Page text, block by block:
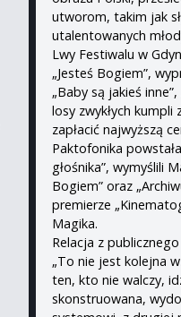
utworom, takim jak
utalentowanych
Lwy Festiwalu w
„Jesteś Bogiem”,
„Baby są jakieś
losy zwykłych
zapłacić najwyższą
Paktofonika
głośnika”, wymyślili
Bogiem” oraz
premierze
Magika.
Relacja z
„To nie jest kolejna
ten, kto nie walczy,
skonstruowana,